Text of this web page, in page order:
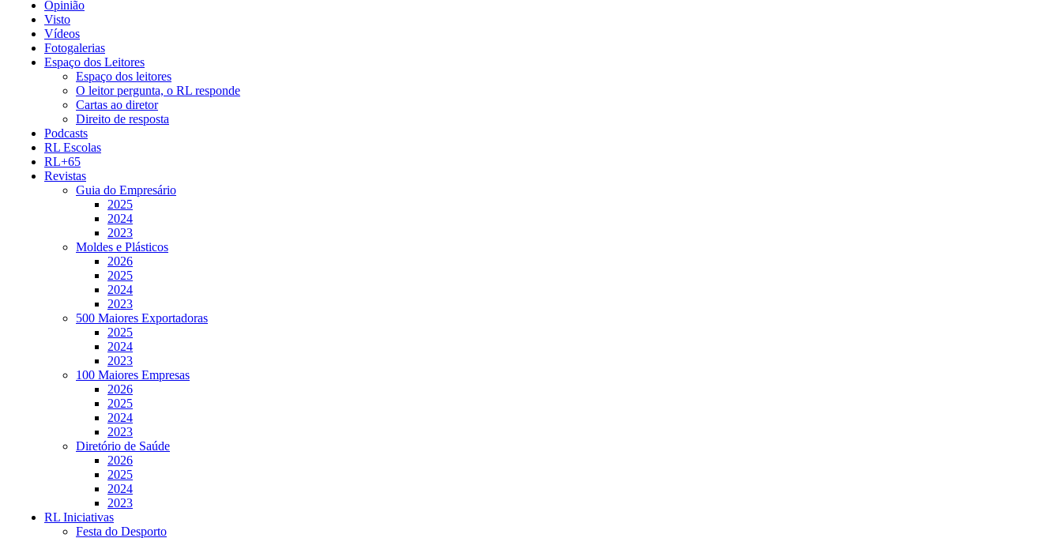
Opinião
Visto
Vídeos
Fotogalerias
Espaço dos Leitores
Espaço dos leitores
O leitor pergunta, o RL responde
Cartas ao diretor
Direito de resposta
Podcasts
RL Escolas
RL+65
Revistas
Guia do Empresário
2025
2024
2023
Moldes e Plásticos
2026
2025
2024
2023
500 Maiores Exportadoras
2025
2024
2023
100 Maiores Empresas
2026
2025
2024
2023
Diretório de Saúde
2026
2025
2024
2023
RL Iniciativas
Festa do Desporto